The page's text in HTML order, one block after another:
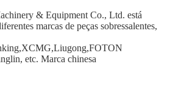
& Equipment Co., Ltd. está
marcas de peças sobressalentes,
etc. Marca chinesa